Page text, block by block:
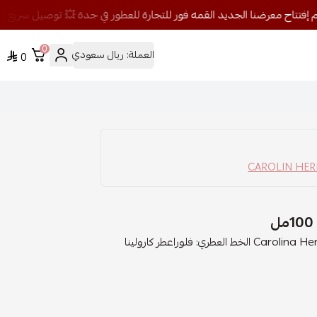
العملة: ريال سعودي 0
0
أصلي 100% اضغط هنا للمزيد من ماركة كارولينا هيريرا Carolina Herrera الخط العطري: فلوراعطر كارولينا